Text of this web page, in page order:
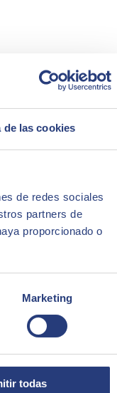
de las cookies
de redes sociales
partners de
proporcionado o
Marketing
todas